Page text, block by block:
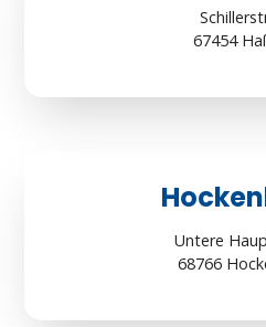
67454
Untere
68766